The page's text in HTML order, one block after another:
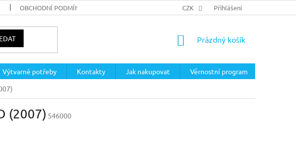
OBCHODNÍ PODMÍNKY PODMÍNKY OCHRANY OSOBNÍCH ÚDAJŮ
CZK Přihlášení
NÁKUPNÍ
Prázdný košík
Výtvarné potřeby Kontakty Jak nakupovat
Věrnostní program
(2007) 546000